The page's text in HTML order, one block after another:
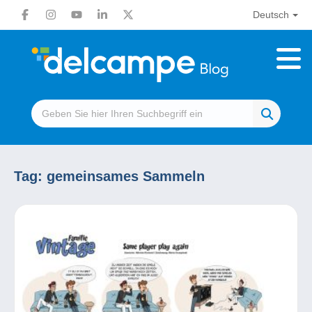
Deutsch
Tag: gemeinsames Sammeln